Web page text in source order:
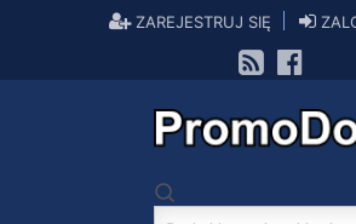
ZAREJESTRUJ SIĘ
Szukaj